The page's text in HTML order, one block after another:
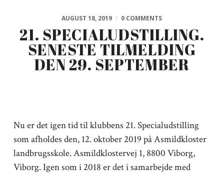
AUGUST 18, 2019 / 0 COMMENTS
21. SPECIALUDSTILLING.
SENESTE TILMELDING
DEN 29. SEPTEMBER
Nu er det igen tid til klubbens 21. Specialudstilling
som afholdes den, 12. oktober 2019 på Asmildkloster
landbrugsskole. Asmildklostervej 1, 8800 Viborg,
Viborg. Igen som i 2018 er det i samarbejde med